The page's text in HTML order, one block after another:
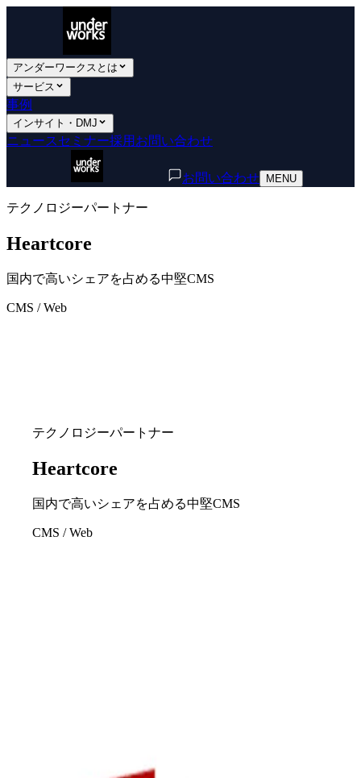
アンダーワークスとは
サービス
事例
インサイト・DMJ
ニュース セミナー採用 お問い合わせ
お問い合わせ MENU
テクノロジーパートナー
Heartcore
国内で高いシェアを占める中堅CMS
CMS / Web
テクノロジーパートナー
Heartcore
国内で高いシェアを占める中堅CMS
CMS / Web